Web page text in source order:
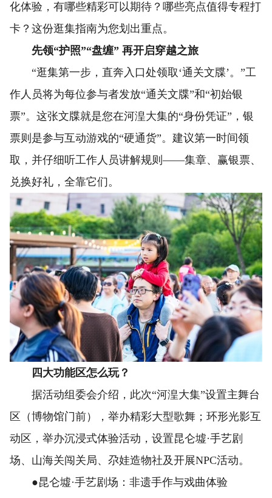
化体验，有哪些精彩可以期待？哪些亮点值得专程打
卡？这份逛集指南为您划出重点。
先领“护照”“盘缠” 再开启穿越之旅
“逛集第一步，直奔入口处领取‘通关文牒’。”工
作人员将为每位参与者发放“通关文牒”和“初始银
票”。这张文牒就是您在河湟大集的“身份凭证”，银
票则是参与互动游戏的“硬通货”。建议第一时间领
取，并仔细听工作人员讲解规则——集章、赢银票、
兑换好礼，全靠它们。
四大功能区怎么玩？
据活动组委会介绍，此次“河湟大集”设置主舞台
区（博物馆门前），举办精彩大型歌舞；环形光影互
动区，举办沉浸式体验活动，设置昆仑墟·手艺剧
场、山海关闯关局、尕娃造物社及开展NPC活动。
●昆仑墟·手艺剧场：非遗手作与戏曲体验